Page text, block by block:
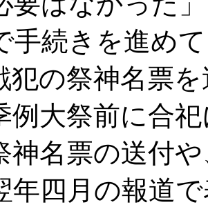
手続きを進め
の祭神名票を
例大祭前に合
神名票の送付
年四月の報道